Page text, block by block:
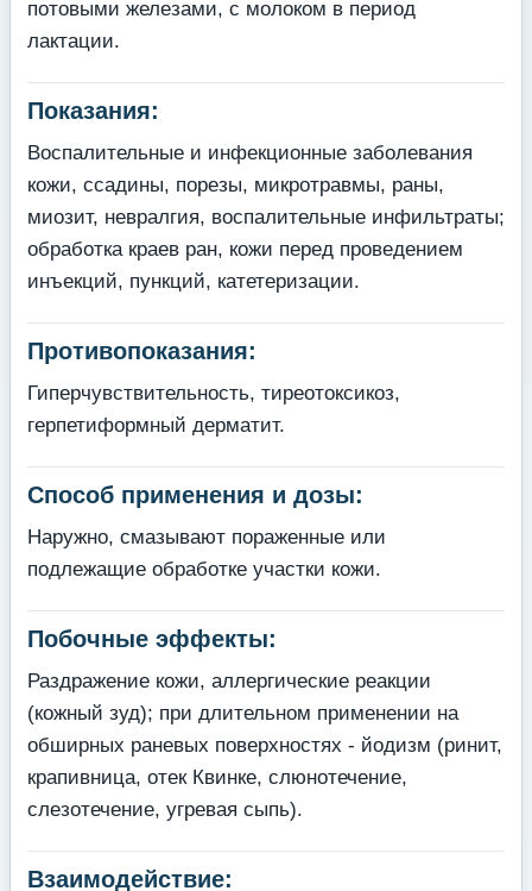
потовыми железами, с молоком в период
лактации.
Показания:
Воспалительные и инфекционные заболевания
кожи, ссадины, порезы, микротравмы, раны,
миозит, невралгия, воспалительные инфильтраты;
обработка краев ран, кожи перед проведением
инъекций, пункций, катетеризации.
Противопоказания:
Гиперчувствительность, тиреотоксикоз,
герпетиформный дерматит.
Способ применения и дозы:
Наружно, смазывают пораженные или
подлежащие обработке участки кожи.
Побочные эффекты:
Раздражение кожи, аллергические реакции
(кожный зуд); при длительном применении на
обширных раневых поверхностях - йодизм (ринит,
крапивница, отек Квинке, слюнотечение,
слезотечение, угревая сыпь).
Взаимодействие: